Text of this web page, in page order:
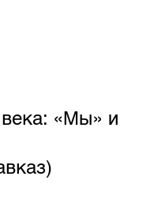
«Мы» и